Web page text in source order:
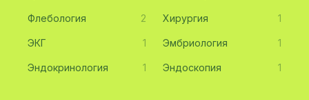
Флебология 2 Хирургия 1
ЭКГ 1 Эмбриология 1
Эндокринология 1 Эндоскопия 1